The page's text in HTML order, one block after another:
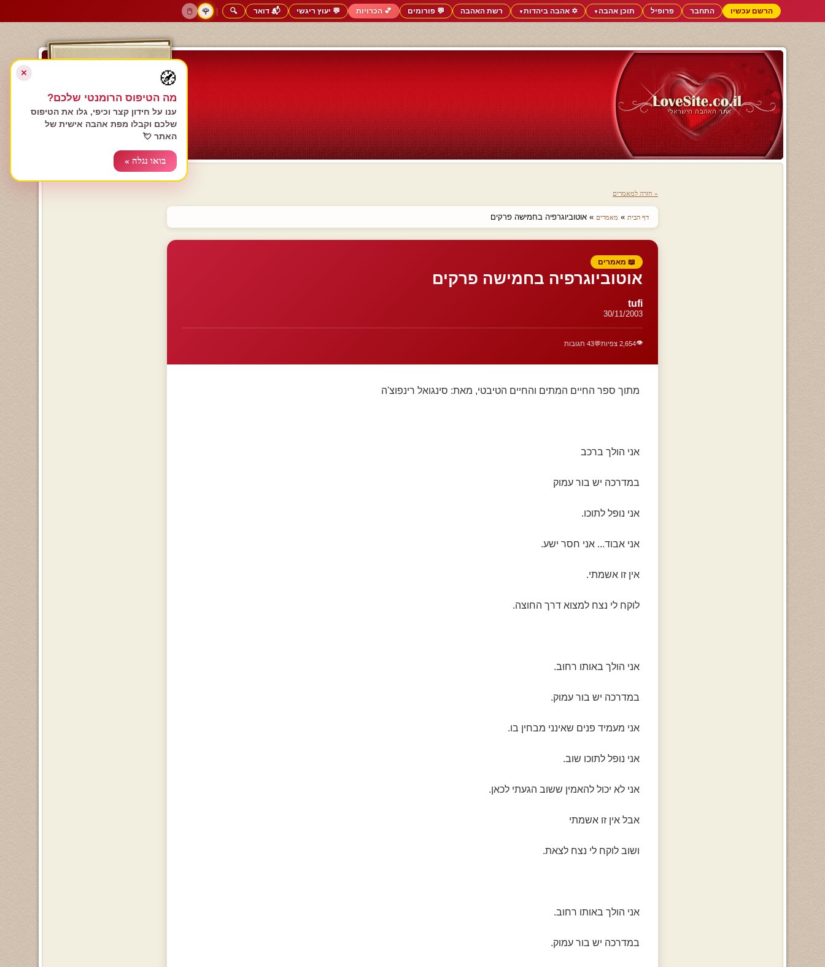
הרשם עכשיו התחבר פרופיל תוכן אהבה▼ ✡️ אהבה ביהדות▼ רשת האהבה 💬 פורומים 💕 הכרויות 💬 יעוץ ריגשי 📬 דואר 🔍
|
🌹
🖱️
הרשם עכשיו
התחבר
« חזרה למאמרים
דף הבית » מאמרים » אוטוביוגרפיה בחמישה פרקים
📖 מאמרים
אוטוביוגרפיה בחמישה פרקים
tufi
30/11/2003
👁️2,654 צפיות 💬43 תגובות
מתוך ספר החיים המתים והחיים הטיבטי, מאת: סינגואל רינפוצ'ה
אני הולך ברכב
במדרכה יש בור עמוק
אני נופל לתוכו.
אני אבוד... אני חסר ישע.
אין זו אשמתי.
לוקח לי נצח למצוא דרך החוצה.
אני הולך באותו רחוב.
במדרכה יש בור עמוק.
אני מעמיד פנים שאינני מבחין בו.
אני נופל לתוכו שוב.
אני לא יכול להאמין ששוב הגעתי לכאן.
אבל אין זו אשמתי
ושוב לוקח לי נצח לצאת.
אני הולך באותו רחוב.
במדרכה יש בור עמוק.